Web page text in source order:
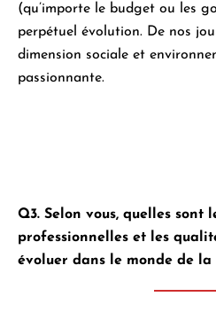
(qu’importe le budget ou les
perpétuel évolution. De nos
dimension sociale et
passionnante.
Q3. Selon vous, quelles sont
professionnelles et les
évoluer dans le monde de la